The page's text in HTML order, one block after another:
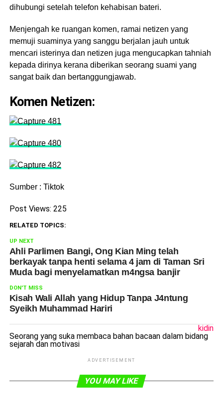
dihubungi setelah telefon kehabisan bateri.
Menjengah ke ruangan komen, ramai netizen yang
memuji suaminya yang sanggu berjalan jauh untuk
mencari isterinya dan netizen juga mengucapkan tahniah
kepada dirinya kerana diberikan seorang suami yang
sangat baik dan bertanggungjawab.
Komen Netizen:
Sumber : Tiktok
Post Views: 225
RELATED TOPICS:
UP NEXT
Ahli Parlimen Bangi, Ong Kian Ming telah
berkayak tanpa henti selama 4 jam di Taman Sri
Muda bagi menyelamatkan m4ngsa banjir
DON'T MISS
Kisah Wali Allah yang Hidup Tanpa J4ntung
Syeikh Muhammad Hariri
kidin
Seorang yang suka membaca bahan bacaan dalam bidang
sejarah dan motivasi
ADVERTISEMENT
YOU MAY LIKE